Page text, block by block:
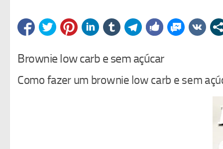
Brownie low carb e sem açúcar
Como fazer um brownie low carb e sem